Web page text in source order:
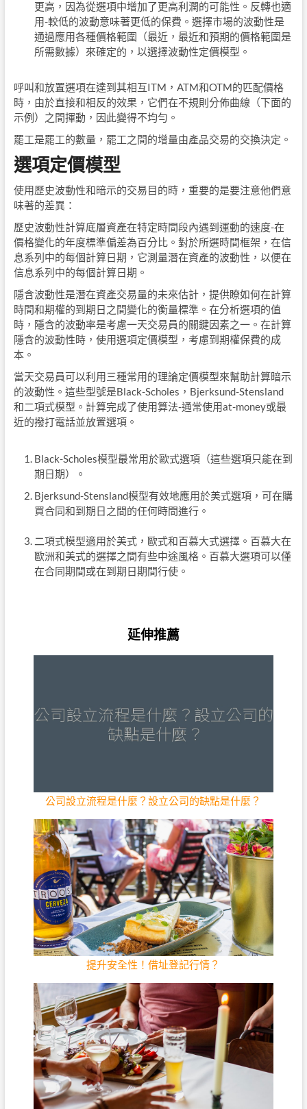
更高，因為從選項中增加了更高利潤的可能性。反轉也適
用-較低的波動意味著更低的保費。選擇市場的波動性是
通過應用各種價格範圍（最近，最近和預期的價格範圍是
所需數據）來確定的，以選擇波動性定價模型。
呼叫和放置選項在達到其相互ITM，ATM和OTM的匹配價格
時，由於直接和相反的效果，它們在不規則分佈曲線（下面的
示例）之間揮動，因此變得不均勻。
罷工是罷工的數量，罷工之間的增量由產品交易的交換決定。
選項定價模型
使用歷史波動性和暗示的交易目的時，重要的是要注意他們意
味著的差異：
歷史波動性計算底層資產在特定時間段內遇到運動的速度-在
價格變化的年度標準偏差為百分比。對於所選時間框架，在信
息系列中的每個計算日期，它測量潛在資產的波動性，以便在
信息系列中的每個計算日期。
隱含波動性是潛在資產交易量的未來估計，提供瞭如何在計算
時間和期權的到期日之間變化的衡量標準。在分析選項的值
時，隱含的波動率是考慮一天交易員的關鍵因素之一。在計算
隱含的波動性時，使用選項定價模型，考慮到期權保費的成
本。
當天交易員可以利用三種常用的理論定價模型來幫助計算暗示
的波動性。這些型號是Black-Scholes，Bjerksund-Stensland
和二項式模型。計算完成了使用算法-通常使用at-money或最
近的撥打電話並放置選項。
Black-Scholes模型最常用於歐式選項（這些選項只能在到
期日期）。
Bjerksund-Stensland模型有效地應用於美式選項，可在購
買合同和到期日之間的任何時間進行。
二項式模型適用於美式，歐式和百慕大式選擇。百慕大在
歐洲和美式的選擇之間有些中途風格。百慕大選項可以僅
在合同期間或在到期日期間行使。
延伸推薦
公司設立流程是什麼？設立公司的缺點是什麼？
提升安全性！借址登記行情？